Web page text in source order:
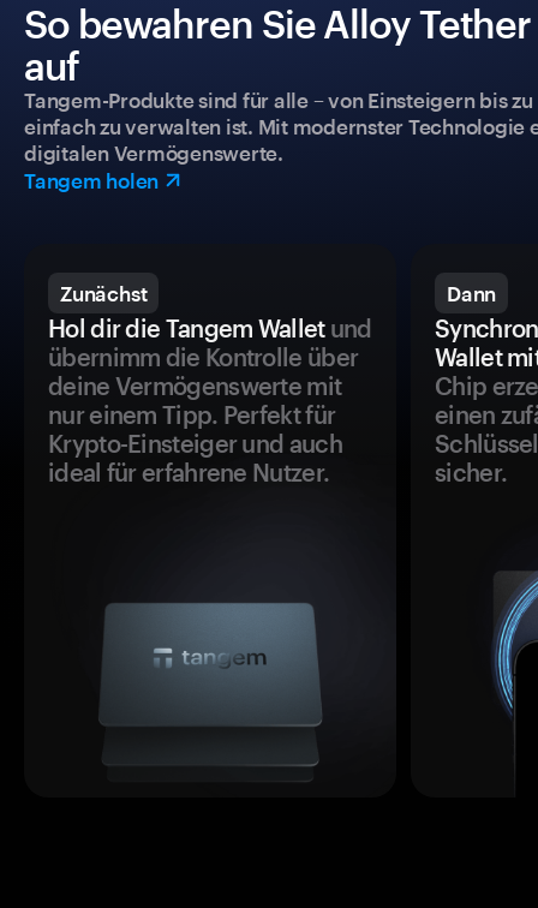
So bewahren Sie Alloy
auf
Tangem-Produkte sind für alle – von Einsteigern bis
einfach zu verwalten ist. Mit modernster
digitalen Vermögenswerte.
Tangem holen
Zunächst
Hol dir die Tangem Walletund
übernimm die Kontrolle über
deine Vermögenswerte mit
nur einem Tipp. Perfekt für
Krypto-Einsteiger und auch
ideal für erfahrene Nutzer.
Dann
Wallet
Chip
einen
sicher.